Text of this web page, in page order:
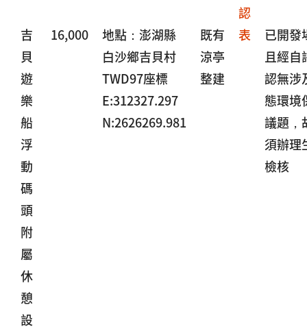
吉
貝
遊
樂
船
浮
動
碼
頭
附
屬
休
憩
設
16,000
地點：澎湖縣
白沙鄉吉貝村
TWD97座標
E:312327.297
N:2626269.981
既有
涼亭
整建
認
表
已開發
且經自
認無涉
態環境
議題，
須辦理
檢核